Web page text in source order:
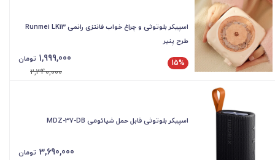
اسپیکر بلوتوثی و چراغ خواب فانتزی رانمی Runmei LK13
طرح پنیر
15%
1,999,000 تومان
2,340,000
اسپیکر بلوتوثی قابل حمل شیائومی MDZ-37-DB
3,690,000 تومان